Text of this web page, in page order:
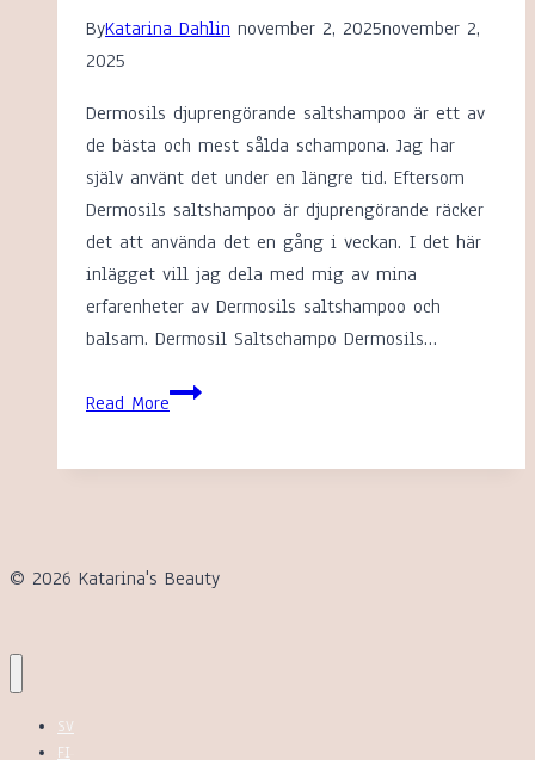
ByKatarina Dahlin november 2, 2025november 2,
2025
Dermosils djuprengörande saltshampoo är ett av
de bästa och mest sålda schampona. Jag har
själv använt det under en längre tid. Eftersom
Dermosils saltshampoo är djuprengörande räcker
det att använda det en gång i veckan. I det här
inlägget vill jag dela med mig av mina
erfarenheter av Dermosils saltshampoo och
balsam. Dermosil Saltschampo Dermosils…
Read MoreErfarenheter
© 2026 Katarina's Beauty
SV
FI